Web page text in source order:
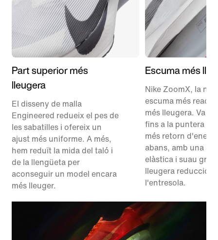
Part superior més
lleugera
El disseny de malla
Engineered redueix el pes de
les sabatilles i ofereix un
ajust més uniforme. A més,
hem reduït la mida del taló i
de la llengüeta per
aconseguir un model encara
més lleuger.
Escuma més
Nike ZoomX, la
escuma més
més lleugera. Va
fins a la puntera
més retorn
abans, amb una
elàstica i suau
lleugera reducció
l'entresola.